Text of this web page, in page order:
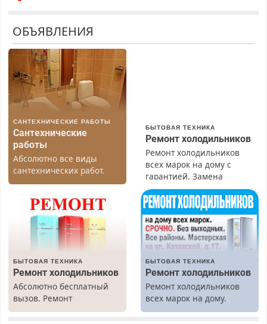
ОБЪЯВЛЕНИЯ
САНТЕХНИЧЕСКИЕ РАБОТЫ
Сантехнические
работы
Абсолютно все виды
сантехнических работ.
Быстро. Качественно.
БЫТОВАЯ ТЕХНИКА
Ремонт холодильников
Ремонт холодильников
всех марок на дому с
гарантией. Замена
резины. Качественно.
Недорого. Без выходных.
Все районы. Скидка.
Вызов бесплатный.
БЫТОВАЯ ТЕХНИКА
Ремонт холодильников
Абсолютно бесплатный
вызов. Ремонт
холодильников всех
БЫТОВАЯ ТЕХНИКА
Ремонт холодильников
Ремонт холодильников
всех марок на дому.